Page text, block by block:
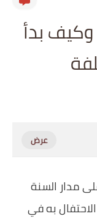
بدأ
مدار السنة
به في